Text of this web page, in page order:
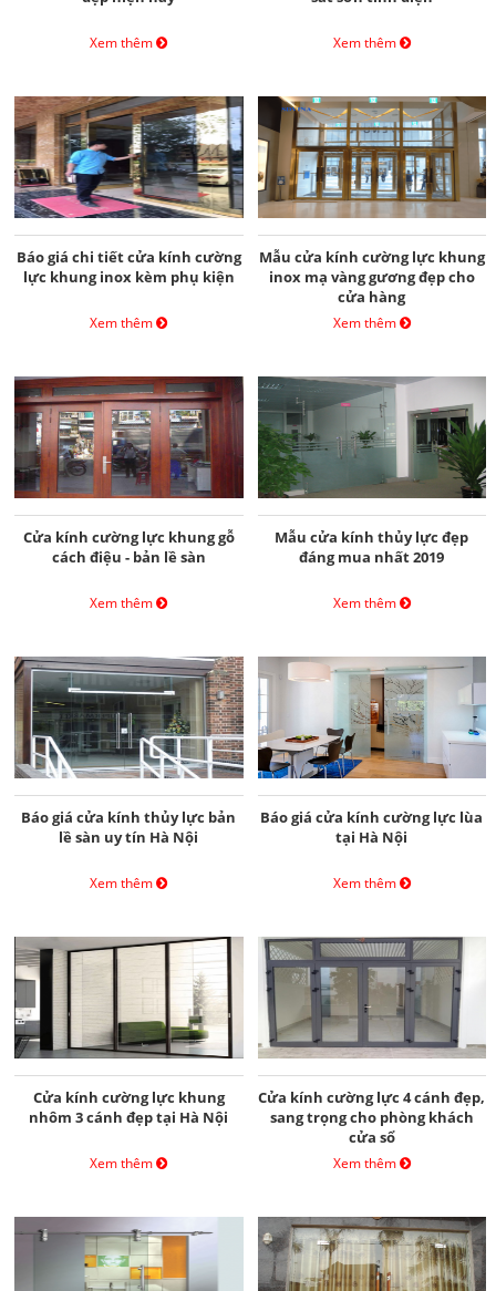
Xem thêm Xem thêm
Báo giá chi tiết cửa kính cường
lực khung inox kèm phụ kiện
Xem thêm
Mẫu cửa kính cường lực khung
inox mạ vàng gương đẹp cho
cửa hàng
Xem thêm
Cửa kính cường lực khung gỗ
cách điệu - bản lề sàn
Xem thêm
Mẫu cửa kính thủy lực đẹp
đáng mua nhất 2019
Xem thêm
Báo giá cửa kính thủy lực bản
lề sàn uy tín Hà Nội
Xem thêm
Báo giá cửa kính cường lực lùa
tại Hà Nội
Xem thêm
Cửa kính cường lực khung
nhôm 3 cánh đẹp tại Hà Nội
Xem thêm
Cửa kính cường lực 4 cánh đẹp,
sang trọng cho phòng khách
cửa sổ
Xem thêm